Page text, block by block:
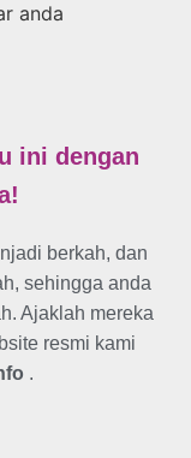
anda
ini dengan
berkah, dan
sehingga anda
Ajaklah mereka
resmi kami
.